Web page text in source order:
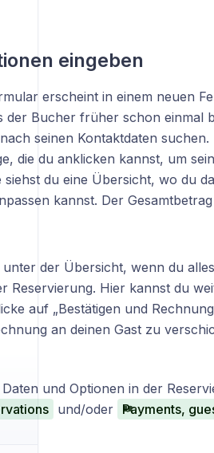
eingeben
erscheint in einem neuen
der Bucher früher schon einmal
seinen Kontaktdaten
die du anklicken kannst, um
du eine Übersicht, wo du
kannst. Der
unter der Übersicht, wenn du
Reservierung. Hier kannst du
auf „Bestätigen und
an deinen Gast zu
und Optionen in der
und/oder Payments,